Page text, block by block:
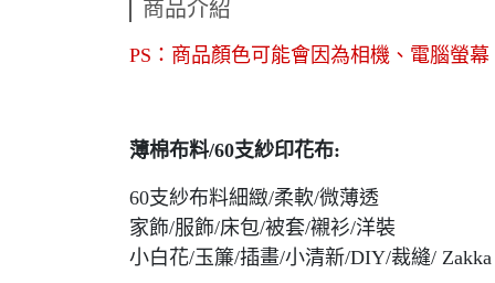
商品介紹
PS：商品顏色可能會因為相機、電腦螢
薄棉布料/60支紗印花布:
60支紗布料細緻/柔軟/微薄透
家飾/服飾/床包/被套/襯衫/洋裝
小白花/玉簾/插畫/小清新/DIY/裁縫/ Zakka